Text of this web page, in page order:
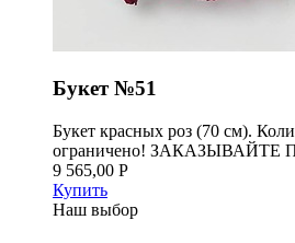
Букет №51
Букет красных роз (70 см).
ограничено!
9 565,00 Р
Купить
Наш выбор